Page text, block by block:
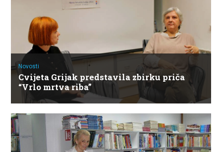
Novosti
Cvijeta Grijak predstavila zbirku priča
“Vrlo mrtva riba”